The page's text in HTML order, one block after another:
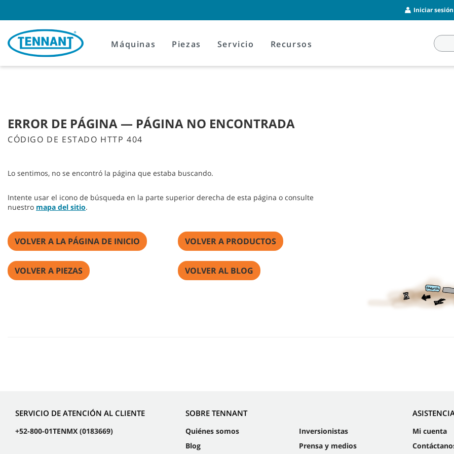
content
navigation
menu
Iniciar
Máquinas Piezas Servicio Recursos
ERROR DE PÁGINA — PÁGINA NO ENCONTRADA
CÓDIGO DE ESTADO HTTP 404
Lo sentimos, no se encontró la página que estaba buscando.
Intente usar el icono de búsqueda en la parte superior derecha de esta página o consulte
nuestro mapa del sitio.
VOLVER A LA PÁGINA DE INICIO VOLVER A PRODUCTOS
VOLVER A PIEZAS VOLVER AL BLOG
SERVICIO DE ATENCIÓN AL CLIENTE
+52-800-01TENMX (0183669)
SOBRE TENNANT
Quiénes somos
Blog
Inversionistas
Prensa y medios
Mi cuenta